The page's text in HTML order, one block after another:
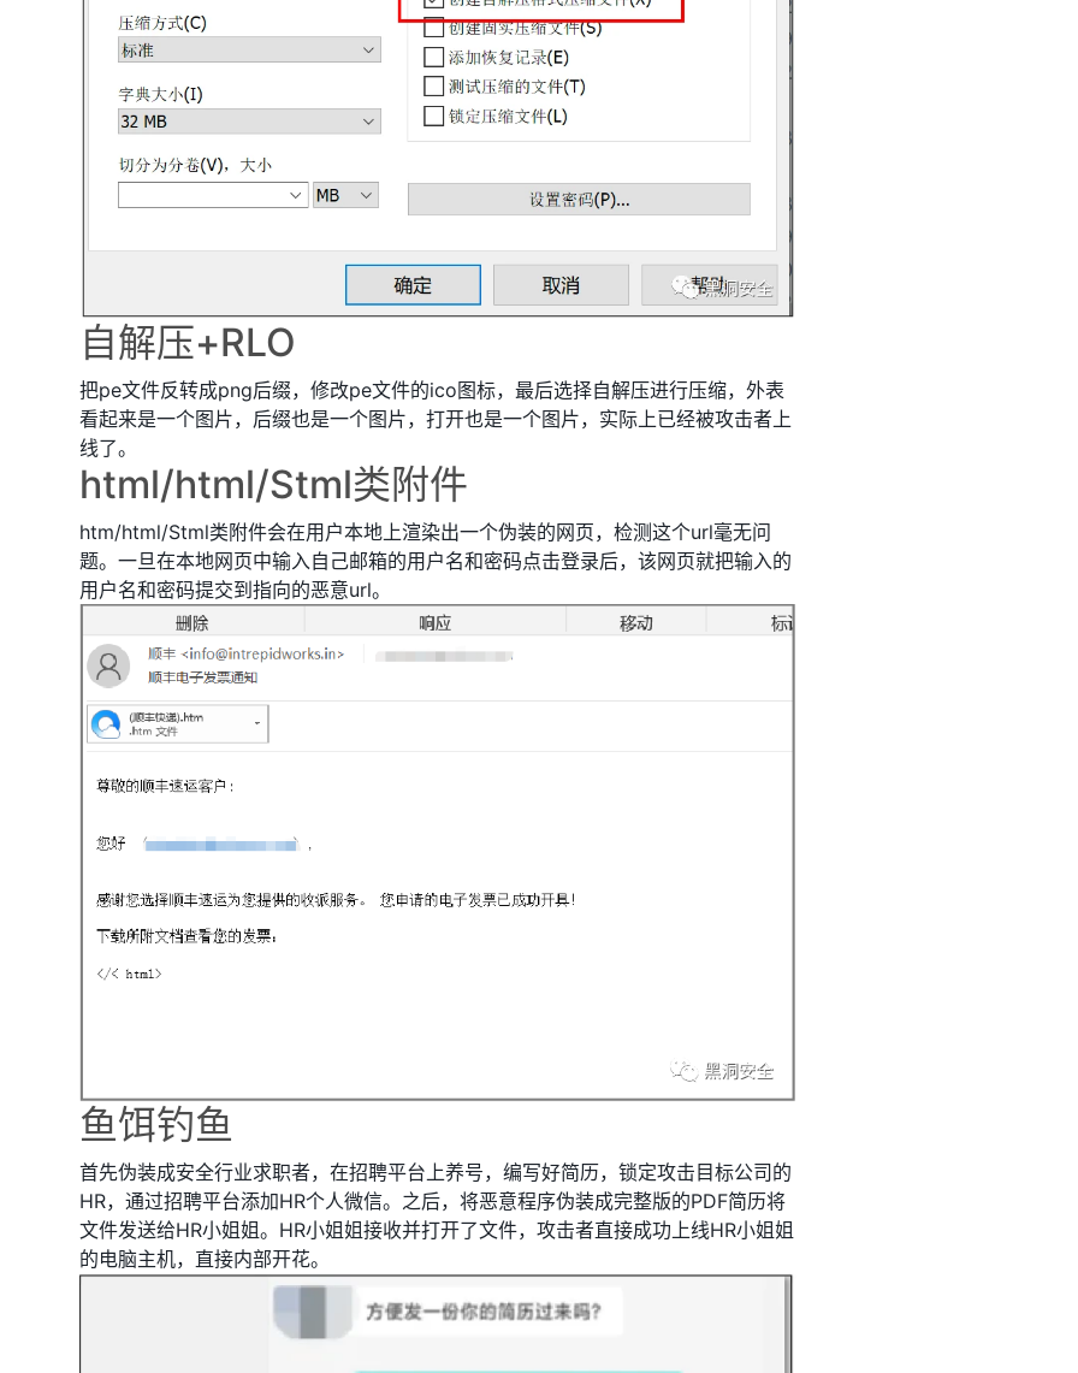
自解压+RLO
把pe文件反转成png后缀，修改pe文件的ico图标，最后选择自解压进行压缩，外表
看起来是一个图片，后缀也是一个图片，打开也是一个图片，实际上已经被攻击者上
线了。
html/html/Stml类附件
htm/html/Stml类附件会在用户本地上渲染出一个伪装的网页，检测这个url毫无问
题。一旦在本地网页中输入自己邮箱的用户名和密码点击登录后，该网页就把输入的
用户名和密码提交到指向的恶意url。
鱼饵钓鱼
首先伪装成安全行业求职者，在招聘平台上养号，编写好简历，锁定攻击目标公司的
HR，通过招聘平台添加HR个人微信。之后，将恶意程序伪装成完整版的PDF简历将
文件发送给HR小姐姐。HR小姐姐接收并打开了文件，攻击者直接成功上线HR小姐姐
的电脑主机，直接内部开花。